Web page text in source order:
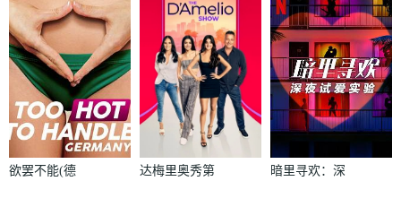
大利篇
式：有情有性
第一季
杉矶第二季
欲罢不能(德
达梅里奥秀第
暗里寻欢：深